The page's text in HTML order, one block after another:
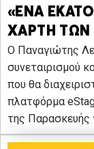
«ΕΝΑ
ΧΑΡΤΗ ΤΩΝ
Ο Παναγιώτης
συνεταιρισμού
που θα
πλατφόρμα
της Παρασκευής